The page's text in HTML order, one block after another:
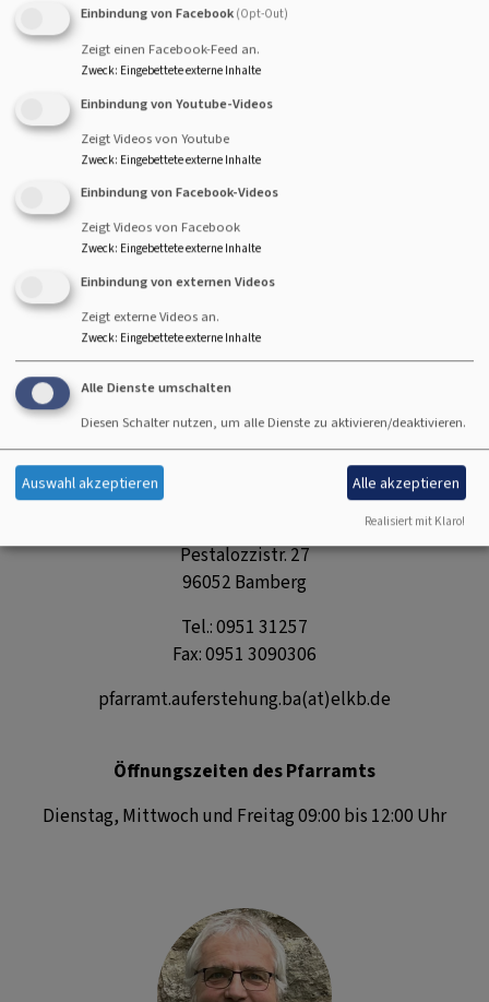
Wir sind für Sie da!
Pfarramtssekretärin Carola Gerhardt
Evang.-Luth. Kirchengemeinde Auferstehungskirche
Pestalozzistr. 27
96052 Bamberg
Tel.: 0951 31257
Fax: 0951 3090306
pfarramt.auferstehung.ba(at)elkb.de
Öffnungszeiten des Pfarramts
Dienstag, Mittwoch und Freitag 09:00 bis 12:00 Uhr
Einbindung von Facebook (Opt-Out)
Zeigt einen Facebook-Feed an.
Zweck: Eingebettete externe Inhalte
Einbindung von Youtube-Videos
Zeigt Videos von Youtube
Zweck: Eingebettete externe Inhalte
Einbindung von Facebook-Videos
Zeigt Videos von Facebook
Zweck: Eingebettete externe Inhalte
Einbindung von externen Videos
Zeigt externe Videos an.
Zweck: Eingebettete externe Inhalte
Alle Dienste umschalten
Diesen Schalter nutzen, um alle Dienste zu aktivieren/deaktivieren.
Auswahl akzeptieren Alle akzeptieren
Realisiert mit Klaro!